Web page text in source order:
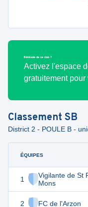
Bénévole de ce club ?
Activez l'espace
gratuitement pour
Classement SB
District 2 - POULE B -
ÉQUIPES
1
Vigilante de St
Mons
2 FC de l'Arzon